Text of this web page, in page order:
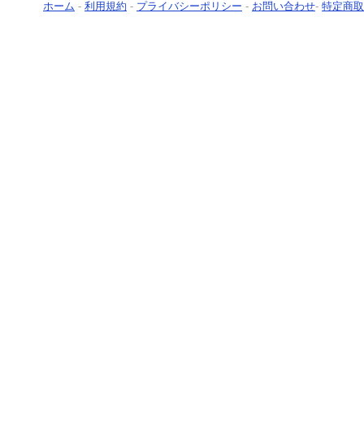
ホーム - 利用規約 - プライバシーポリシー - お問い合わせ- 特定商